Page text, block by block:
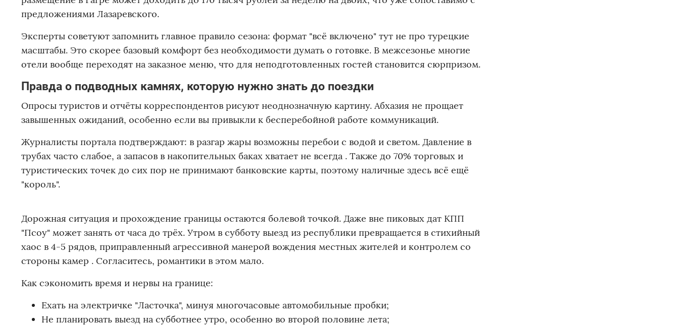
предложениями Лазаревского.
Эксперты советуют запомнить главное правило сезона: формат "всё включено" тут не про турецкие
масштабы. Это скорее базовый комфорт без необходимости думать о готовке. В межсезонье многие
отели вообще переходят на заказное меню, что для неподготовленных гостей становится сюрпризом.
Правда о подводных камнях, которую нужно знать до поездки
Опросы туристов и отчёты корреспондентов рисуют неоднозначную картину. Абхазия не прощает
завышенных ожиданий, особенно если вы привыкли к бесперебойной работе коммуникаций.
Журналисты портала подтверждают: в разгар жары возможны перебои с водой и светом. Давление в
трубах часто слабое, а запасов в накопительных баках хватает не всегда . Также до 70% торговых и
туристических точек до сих пор не принимают банковские карты, поэтому наличные здесь всё ещё
"король".
Дорожная ситуация и прохождение границы остаются болевой точкой. Даже вне пиковых дат КПП
"Псоу" может занять от часа до трёх. Утром в субботу выезд из республики превращается в стихийный
хаос в 4-5 рядов, приправленный агрессивной манерой вождения местных жителей и контролем со
стороны камер . Согласитесь, романтики в этом мало.
Как сэкономить время и нервы на границе:
Ехать на электричке "Ласточка", минуя многочасовые автомобильные пробки;
Не планировать выезд на субботнее утро, особенно во второй половине лета;